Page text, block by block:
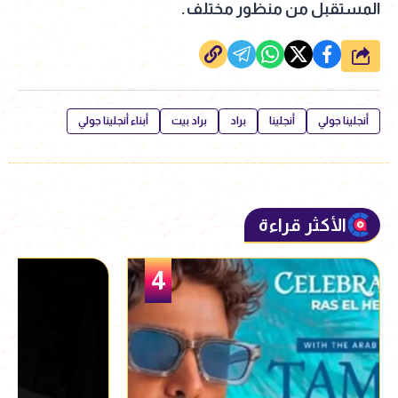
المستقبل من منظور مختلف.
شارك
أنجلينا جولي أنجلينا براد براد بيت أبناء أنجلينا جولي
الأكثر قراءة
5